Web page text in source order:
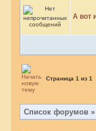
А вот
Страница 1 из 1
Список форумов »